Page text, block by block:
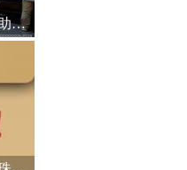
西藏米林“家庭农场”：引领种植产业 助力乡村振兴